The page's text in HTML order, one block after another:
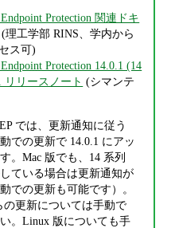
Endpoint Protection 関連ドキ
(理工学部 RINS、学内から
ス可)
Endpoint Protection 14.0.1 (14
リリースノート (シマンテ
では、更新通知に従う
での更新で 14.0.1 にアッ
。Mac 版でも、14 系列
ている場合は更新通知が
での更新も可能です）。
の更新については手動で
。Linux 版についても手